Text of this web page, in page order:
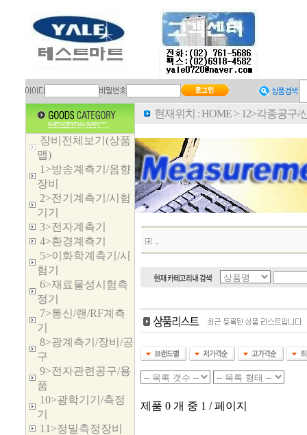
장비전체보기(상품
맵)
1>방송계측기/음향
장비
2>전기계측기/시험
기기
3>전자계측기
4>환경계측기
5>이화학계측기/시
험기
6>재료물성시험측
정기
7>통신/랜/RF계측
기
8>광계측기/장비/공
구
9>전자관련공구/용
품
10>광학기기/측정
기
11>정밀측정장비
현재위치 :HOME > 12>각종공구/
.
제품 0 개 중 1 / 페이지